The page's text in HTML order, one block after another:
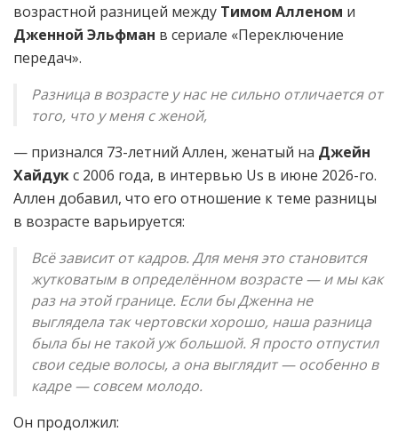
возрастной разницей между Тимом Алленом и
Дженной Эльфман в сериале «Переключение
передач».
Разница в возрасте у нас не сильно отличается от
того, что у меня с женой,
— признался 73-летний Аллен, женатый на Джейн
Хайдукс 2006 года, в интервью Us в июне 2026-го.
Аллен добавил, что его отношение к теме разницы
в возрасте варьируется:
Всё зависит от кадров. Для меня это становится
жутковатым в определённом возрасте — и мы как
раз на этой границе. Если бы Дженна не
выглядела так чертовски хорошо, наша разница
была бы не такой уж большой. Я просто отпустил
свои седые волосы, а она выглядит — особенно в
кадре — совсем молодо.
Он продолжил: